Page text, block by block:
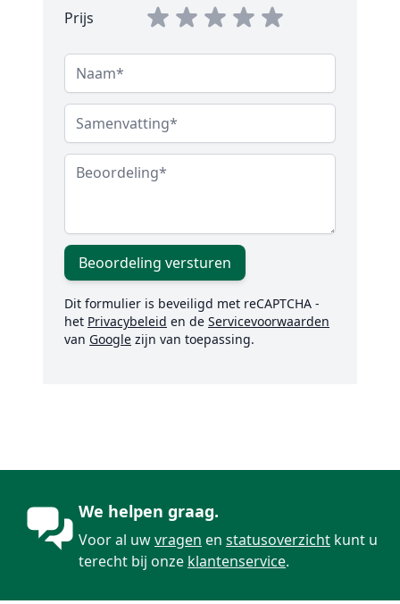
Prijs
Naam
Samenvatting
Beoordeling
Beoordeling versturen
Dit formulier is beveiligd met reCAPTCHA -
het Privacybeleid en de Servicevoorwaarden
van Google zijn van toepassing.
We helpen graag.
Voor al uwvragen en statusoverzicht kunt u
terecht bij onze klantenservice.